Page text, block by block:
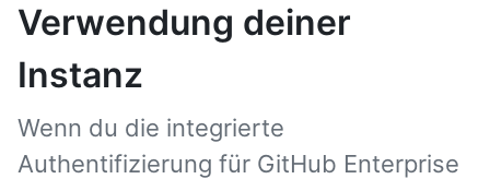
Verwendung deiner
Instanz
Wenn du die integrierte
Authentifizierung für GitHub Enterprise